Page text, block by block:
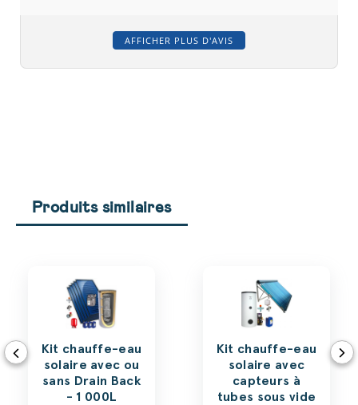
AFFICHER PLUS D'AVIS
Produits similaires
Kit chauffe-eau
solaire avec ou
sans Drain Back
- 1 000L
Kit chauffe-eau
solaire avec
capteurs à
tubes sous vide